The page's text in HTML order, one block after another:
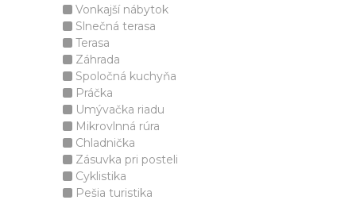
Vonkajší nábytok
Slnečná terasa
Terasa
Záhrada
Spoločná kuchyňa
Práčka
Umývačka riadu
Mikrovlnná rúra
Chladnička
Zásuvka pri posteli
Cyklistika
Pešia turistika